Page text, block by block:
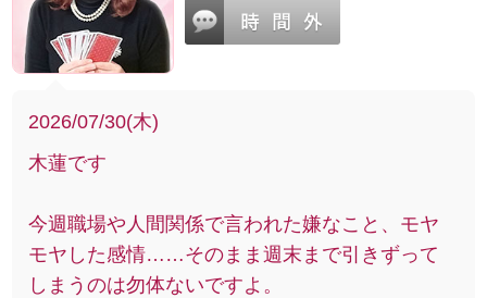
2026/07/30(木)
木蓮です
今週職場や人間関係で言われた嫌なこと、モヤ
モヤした感情……そのまま週末まで引きずって
しまうのは勿体ないですよ。